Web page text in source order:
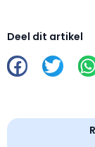
Deel dit artikel